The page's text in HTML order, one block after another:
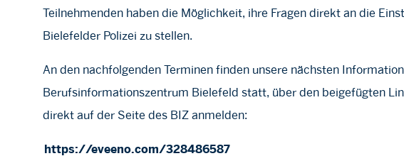
Teilnehmenden haben die Möglichkeit, ihre Fragen direkt an die
Bielefelder Polizei zu stellen.
An den nachfolgenden Terminen finden unsere nächsten
Berufsinformationszentrum Bielefeld statt, über den beigefügten
direkt auf der Seite des BIZ anmelden:
https://eveeno.com/328486587